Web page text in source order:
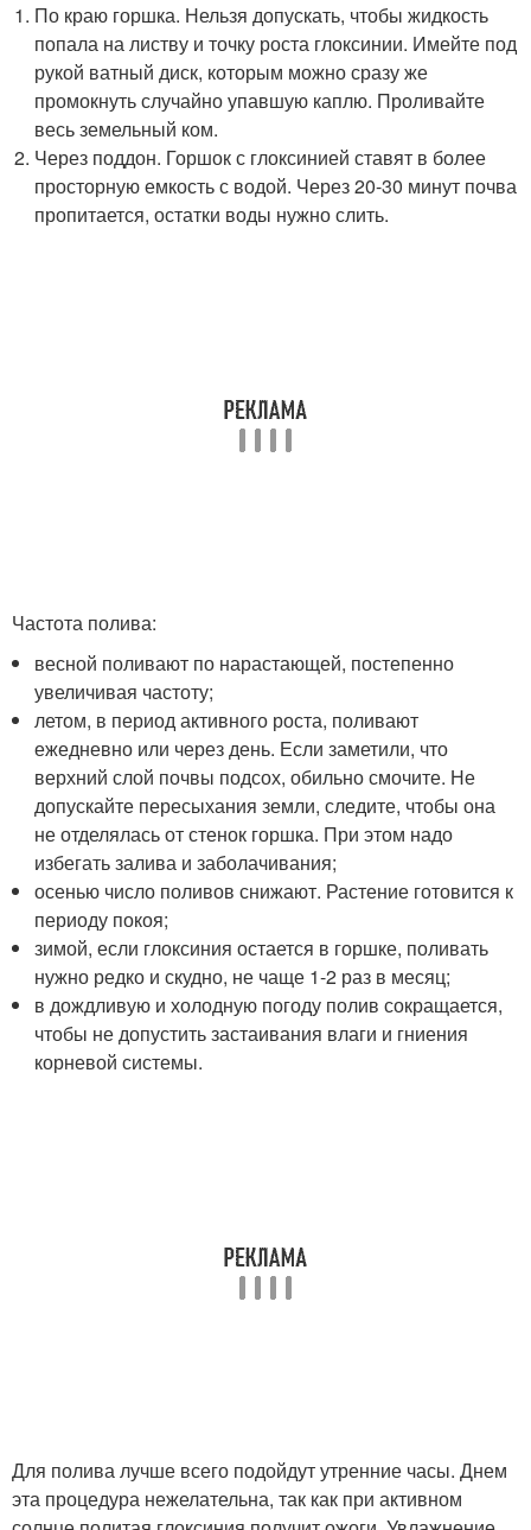
По краю горшка. Нельзя допускать, чтобы жидкость
попала на листву и точку роста глоксинии. Имейте под
рукой ватный диск, которым можно сразу же
промокнуть случайно упавшую каплю. Проливайте
весь земельный ком.
Через поддон. Горшок с глоксинией ставят в более
просторную емкость с водой. Через 20-30 минут почва
пропитается, остатки воды нужно слить.
Частота полива:
весной поливают по нарастающей, постепенно
увеличивая частоту;
летом, в период активного роста, поливают
ежедневно или через день. Если заметили, что
верхний слой почвы подсох, обильно смочите. Не
допускайте пересыхания земли, следите, чтобы она
не отделялась от стенок горшка. При этом надо
избегать залива и заболачивания;
осенью число поливов снижают. Растение готовится к
периоду покоя;
зимой, если глоксиния остается в горшке, поливать
нужно редко и скудно, не чаще 1-2 раз в месяц;
в дождливую и холодную погоду полив сокращается,
чтобы не допустить застаивания влаги и гниения
корневой системы.
Для полива лучше всего подойдут утренние часы. Днем
эта процедура нежелательна, так как при активном